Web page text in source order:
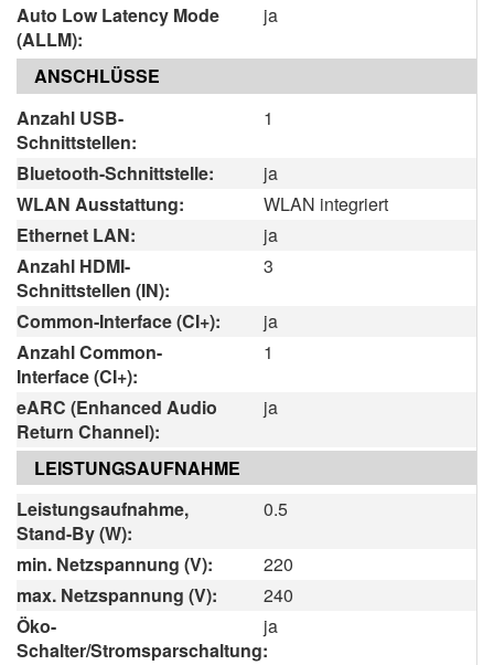
Auto Low Latency Mode
(ALLM):
ja
ANSCHLÜSSE
Anzahl USB-
Schnittstellen:
1
Bluetooth-Schnittstelle:
ja
WLAN Ausstattung:
WLAN integriert
Ethernet LAN:
ja
Anzahl HDMI-
Schnittstellen (IN):
3
Common-Interface (CI+):
ja
Anzahl Common-
Interface (CI+):
1
eARC (Enhanced Audio
Return Channel):
ja
LEISTUNGSAUFNAHME
Leistungsaufnahme,
Stand-By (W):
0.5
min. Netzspannung (V):
220
max. Netzspannung (V):
240
Öko-
Schalter/Stromsparschaltung:
ja